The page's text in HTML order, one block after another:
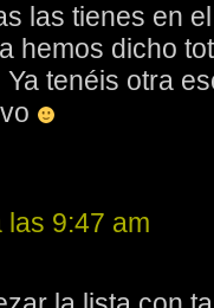
las tienes en
hemos dicho
tenéis otra
las 9:47 am